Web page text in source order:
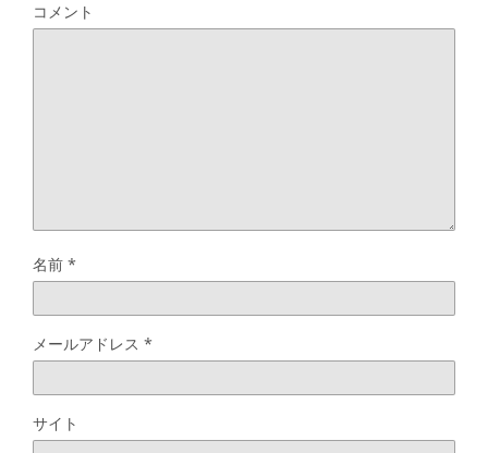
コメント
名前 *
メールアドレス *
サイト